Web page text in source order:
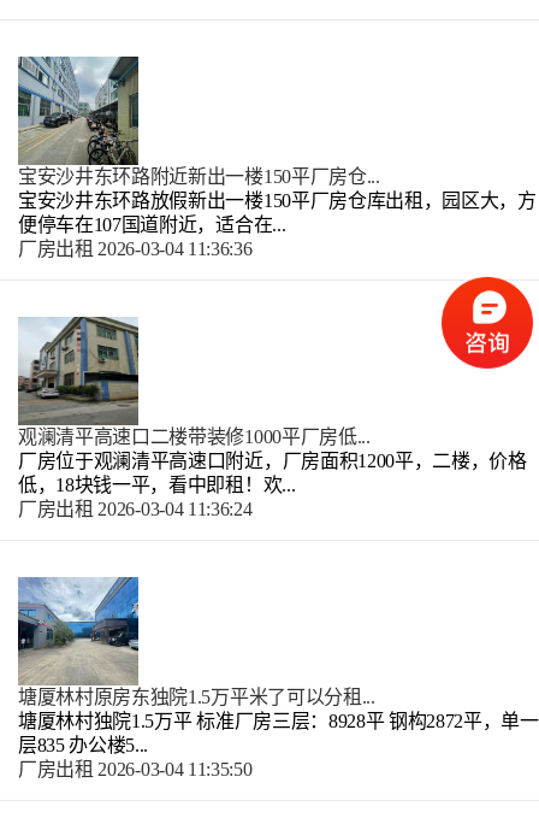
宝安沙井东环路附近新出一楼150平厂房仓...
宝安沙井东环路放假新出一楼150平厂房仓库出租，园区大，方
便停车在107国道附近，适合在...
厂房出租 2026-03-04 11:36:36
观澜清平高速口二楼带装修1000平厂房低...
厂房位于观澜清平高速口附近，厂房面积1200平，二楼，价格
低，18块钱一平，看中即租！欢...
厂房出租 2026-03-04 11:36:24
塘厦林村原房东独院1.5万平米了可以分租...
塘厦林村独院1.5万平 标准厂房三层：8928平 钢构2872平，单一
层835 办公楼5...
厂房出租 2026-03-04 11:35:50